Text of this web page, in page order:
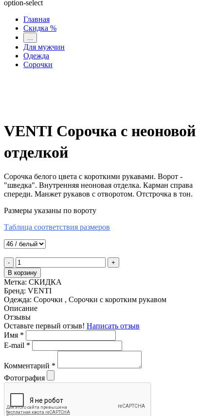
option-select
Главная
Скидка %
Для мужчин
Одежда
Сорочки
VENTI Сорочка с неоновой
отделкой
Сорочка белого цвета с короткими рукавами. Ворот -
"шведка". Внутренняя неоновая отделка. Карман справа
спереди. Манжет рукавов с отворотом. Отстрочка в тон.
Размеры указаны по вороту
Таблица соответствия размеров
-
+
В корзину
Метка: СКИДКА
Бренд: VENTI
Одежда: Сорочки , Сорочки с коротким рукавом
Описание
Отзывы
Оставьте первый отзыв! Написать отзыв
Имя *
E-mail *
Комментарий *
Фотография